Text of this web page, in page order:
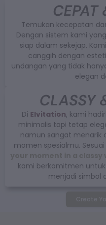
CEPAT
Temukan kecepatan
Dengan sistem kami
siap dalam sekejap.
canggih dengan
undangan yang tidak
elegan
CLASSY
Di Elvitation, kami
minimalis tapi tetap
namun sangat menarik
momen spesialmu.
kami berkomitmen
menjadi simbol